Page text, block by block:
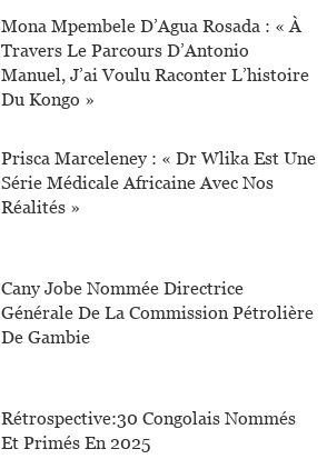
Mona Mpembele D’Agua Rosada : « À
Travers Le Parcours D’Antonio
Manuel, J’ai Voulu Raconter L’histoire
Du Kongo »
Prisca Marceleney : « Dr Wlika Est Une
Série Médicale Africaine Avec Nos
Réalités »
Cany Jobe Nommée Directrice
Générale De La Commission Pétrolière
De Gambie
Rétrospective:30 Congolais Nommés
Et Primés En 2025